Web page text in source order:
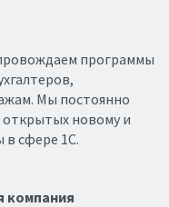
программы
Мы постоянно
новому и
в сфере 1С.
компания